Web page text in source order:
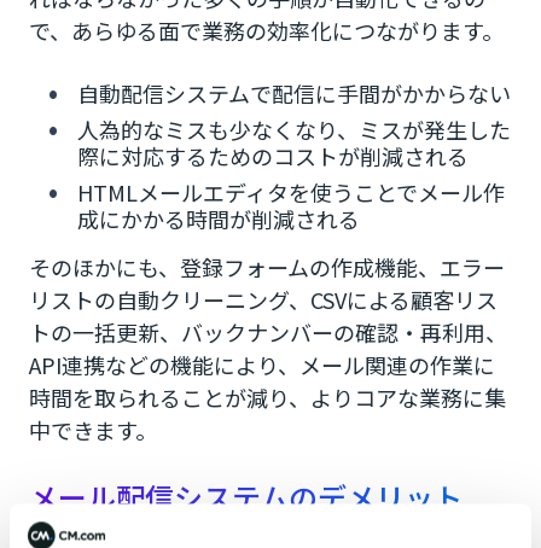
で、あらゆる面で業務の効率化につながります。
自動配信システムで配信に手間がかからない
人為的なミスも少なくなり、ミスが発生した
際に対応するためのコストが削減される
HTMLメールエディタを使うことでメール作
成にかかる時間が削減される
そのほかにも、登録フォームの作成機能、エラー
リストの自動クリーニング、CSVによる顧客リス
トの一括更新、バックナンバーの確認・再利用、
API連携などの機能により、メール関連の作業に
時間を取られることが減り、よりコアな業務に集
中できます。
メール配信システムのデメリット